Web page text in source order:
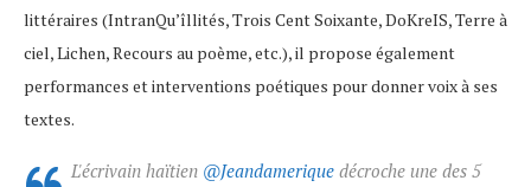
littéraires (IntranQu’îllités, Trois Cent Soixante, DoKreIS, Terre à
ciel, Lichen, Recours au poème, etc.), il propose également
performances et interventions poétiques pour donner voix à ses
textes.
L'écrivain haïtien @Jeandamerique décroche une des 5